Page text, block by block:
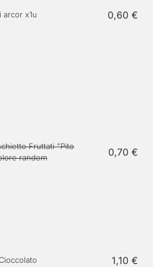
arcor x1u 0,60 €
Fruttati "Pito
random
0,70 €
1,10 €